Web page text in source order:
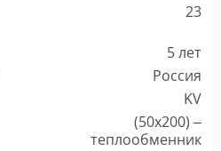
23
5 лет
Россия
KV
(50x200) –
теплообменник